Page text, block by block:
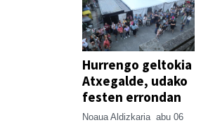
Hurrengo geltokia
Atxegalde, udako
festen errondan
Noaua Aldizkaria abu 06